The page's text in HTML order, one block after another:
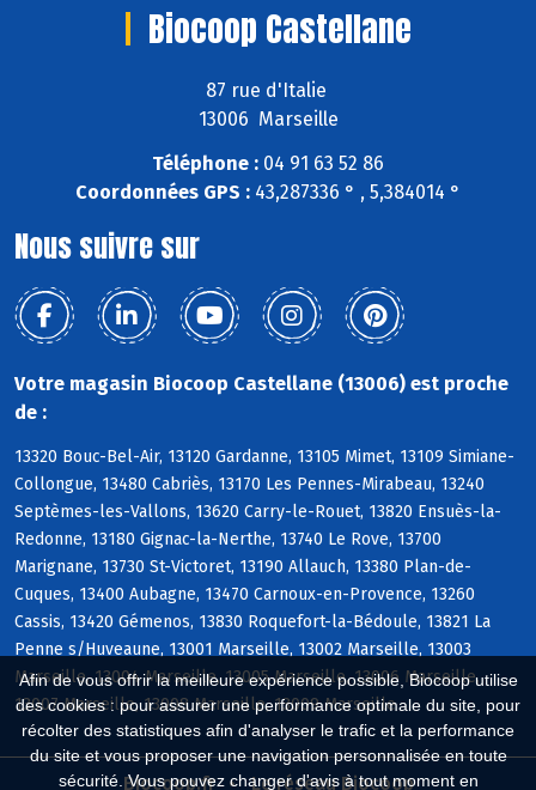
Afin de vous offrir la meilleure expérience possible, Biocoop utilise
des cookies : pour assurer une performance optimale du site, pour
récolter des statistiques afin d'analyser le trafic et la performance
du site et vous proposer une navigation personnalisée en toute
sécurité. Vous pouvez changer d'avis à tout moment en
Biocoop Castellane
87 rue d'Italie
13006 Marseille
Téléphone : 04 91 63 52 86
Coordonnées GPS : 43,287336 ° , 5,384014 °
Nous suivre sur
Votre magasin Biocoop Castellane (13006) est proche
de :
13320 Bouc-Bel-Air, 13120 Gardanne, 13105 Mimet, 13109 Simiane-
Collongue, 13480 Cabriès, 13170 Les Pennes-Mirabeau, 13240
Septèmes-les-Vallons, 13620 Carry-le-Rouet, 13820 Ensuès-la-
Redonne, 13180 Gignac-la-Nerthe, 13740 Le Rove, 13700
Marignane, 13730 St-Victoret, 13190 Allauch, 13380 Plan-de-
Cuques, 13400 Aubagne, 13470 Carnoux-en-Provence, 13260
Cassis, 13420 Gémenos, 13830 Roquefort-la-Bédoule, 13821 La
Penne s/Huveaune, 13001 Marseille, 13002 Marseille, 13003
Marseille, 13004 Marseille, 13005 Marseille, 13006 Marseille,
13007 Marseille, 13008 Marseille, 13009 Marseille
Biocoop.fr Le réseau Biocoop